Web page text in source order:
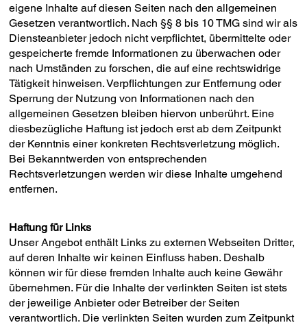
eigene Inhalte auf diesen Seiten nach den allgemeinen
Gesetzen verantwortlich. Nach §§ 8 bis 10 TMG sind wir als
Diensteanbieter jedoch nicht verpflichtet, übermittelte oder
gespeicherte fremde Informationen zu überwachen oder
nach Umständen zu forschen, die auf eine rechtswidrige
Tätigkeit hinweisen. Verpflichtungen zur Entfernung oder
Sperrung der Nutzung von Informationen nach den
allgemeinen Gesetzen bleiben hiervon unberührt. Eine
diesbezügliche Haftung ist jedoch erst ab dem Zeitpunkt
der Kenntnis einer konkreten Rechtsverletzung möglich.
Bei Bekanntwerden von entsprechenden
Rechtsverletzungen werden wir diese Inhalte umgehend
entfernen.
Haftung für Links
Unser Angebot enthält Links zu externen Webseiten Dritter,
auf deren Inhalte wir keinen Einfluss haben. Deshalb
können wir für diese fremden Inhalte auch keine Gewähr
übernehmen. Für die Inhalte der verlinkten Seiten ist stets
der jeweilige Anbieter oder Betreiber der Seiten
verantwortlich. Die verlinkten Seiten wurden zum Zeitpunkt